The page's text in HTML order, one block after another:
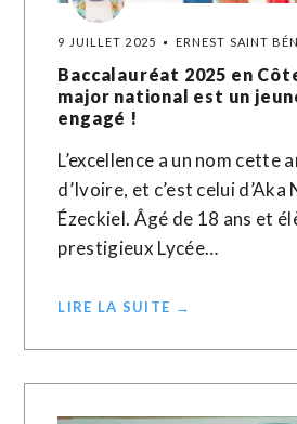
9 JUILLET 2025 ERNEST SAINT
Baccalauréat 2025 en
major national est un
engagé !
L’excellence a un nom cette
d’Ivoire, et c’est celui d’Aka
Ézeckiel. Âgé de 18 ans et
prestigieux Lycée…
LIRE LA SUITE →